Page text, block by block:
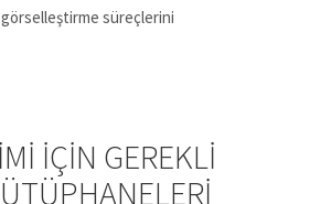
süreçlerini
İÇIN GEREKLI